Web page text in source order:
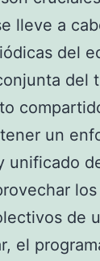
lleve a
del
del
un
unificado
de
el